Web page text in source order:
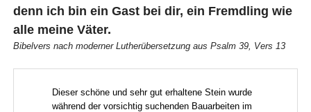
denn ich bin ein Gast bei dir, ein Fremdling wie
alle meine Väter.
Bibelvers nach moderner Lutherübersetzung aus Psalm 39, Vers 13
Dieser schöne und sehr gut erhaltene Stein wurde
während der vorsichtig suchenden Bauarbeiten im